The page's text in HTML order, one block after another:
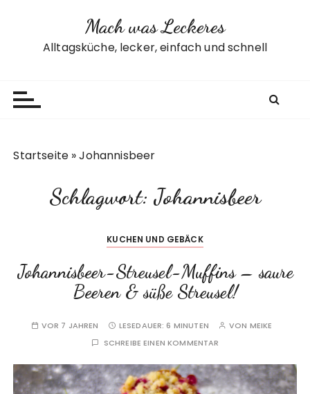
Mach was Leckeres
Alltagsküche, lecker, einfach und schnell
Startseite »Johannisbeer
Schlagwort: Johannisbeer
KUCHEN UND GEBÄCK
Johannisbeer-Streusel-Muffins – saure
Beeren & süße Streusel!
VOR 7 JAHREN LESEDAUER:6 MINUTEN VON MEIKE
SCHREIBE EINEN KOMMENTAR